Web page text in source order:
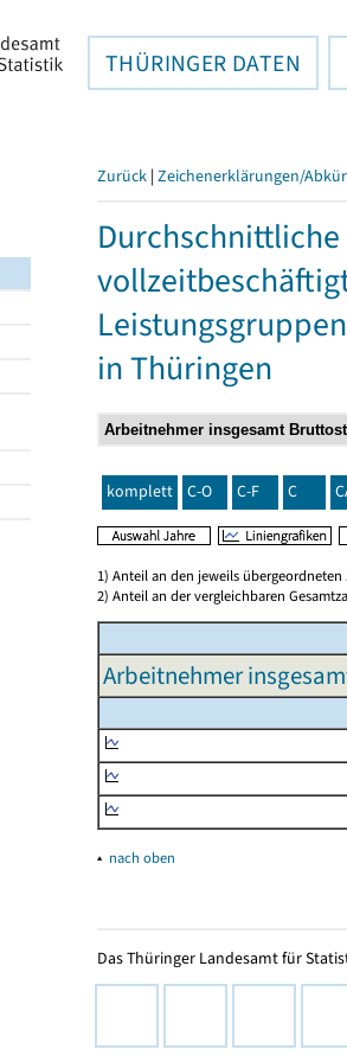
THÜRINGER DATEN
Zurück | Zeichenerklärungen/
Leistungsgruppen
in Thüringen
komplett C-O C-F C
1) Anteil an den jeweils übergeordneten
2) Anteil an der vergleichbaren
Arbeitnehmer
▴ nach oben
Das Thüringer Landesamt für